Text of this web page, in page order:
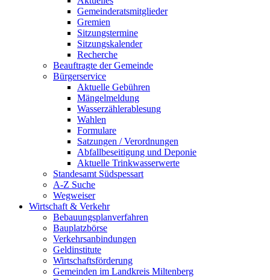
Gemeinderatsmitglieder
Gremien
Sitzungstermine
Sitzungskalender
Recherche
Beauftragte der Gemeinde
Bürgerservice
Aktuelle Gebühren
Mängelmeldung
Wasserzählerablesung
Wahlen
Formulare
Satzungen / Verordnungen
Abfallbeseitigung und Deponie
Aktuelle Trinkwasserwerte
Standesamt Südspessart
A-Z Suche
Wegweiser
Wirtschaft & Verkehr
Bebauungsplanverfahren
Bauplatzbörse
Verkehrsanbindungen
Geldinstitute
Wirtschaftsförderung
Gemeinden im Landkreis Miltenberg